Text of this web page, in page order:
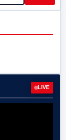
LIVE